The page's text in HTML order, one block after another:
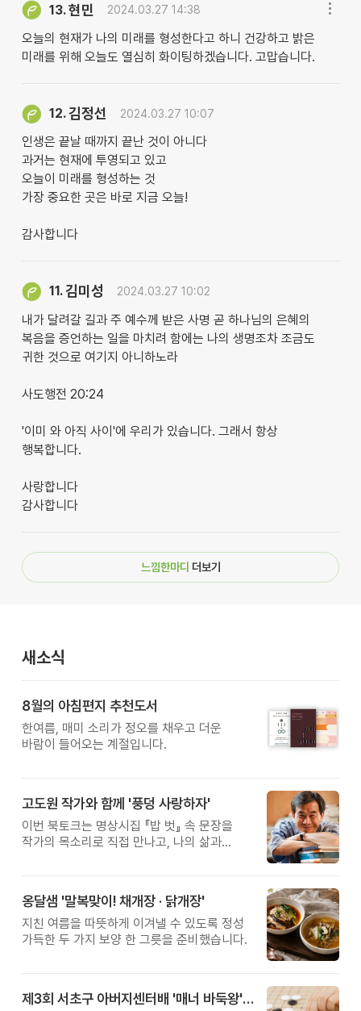
13.현민 2024.03.27 14:38
오늘의 현재가 나의 미래를 형성한다고 하니 건강하고 밝은
미래를 위해 오늘도 열심히 화이팅하겠습니다. 고맙습니다.
12.김정선 2024.03.27 10:07
인생은 끝날 때까지 끝난 것이 아니다
과거는 현재에 투영되고 있고
오늘이 미래를 형성하는 것
가장 중요한 곳은 바로 지금 오늘!
감사합니다
11.김미성 2024.03.27 10:02
내가 달려갈 길과 주 예수께 받은 사명 곧 하나님의 은혜의
복음을 증언하는 일을 마치려 함에는 나의 생명조차 조금도
귀한 것으로 여기지 아니하노라
사도행전 20:24
'이미 와 아직 사이'에 우리가 있습니다. 그래서 항상
행복합니다.
사랑합니다
감사합니다
느낌한마디 더보기
새소식
8월의 아침편지 추천도서
한여름, 매미 소리가 정오를 채우고 더운
바람이 들어오는 계절입니다.
고도원 작가와 함께 '풍덩 사랑하자'
이번 북토크는 명상시집 『밥 벗』 속 문장을
작가의 목소리로 직접 만나고, 나의 삶과
옹달샘 '말복맞이! 채개장 · 닭개장'
지친 여름을 따뜻하게 이겨낼 수 있도록 정성
가득한 두 가지 보양 한 그릇을 준비했습니다.
제3회 서초구 아버지센터배 '매너 바둑왕' 대회